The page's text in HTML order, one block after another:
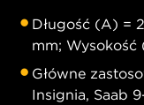
Długość (A) =
mm; Wysokość
Główne
Insignia, Saab